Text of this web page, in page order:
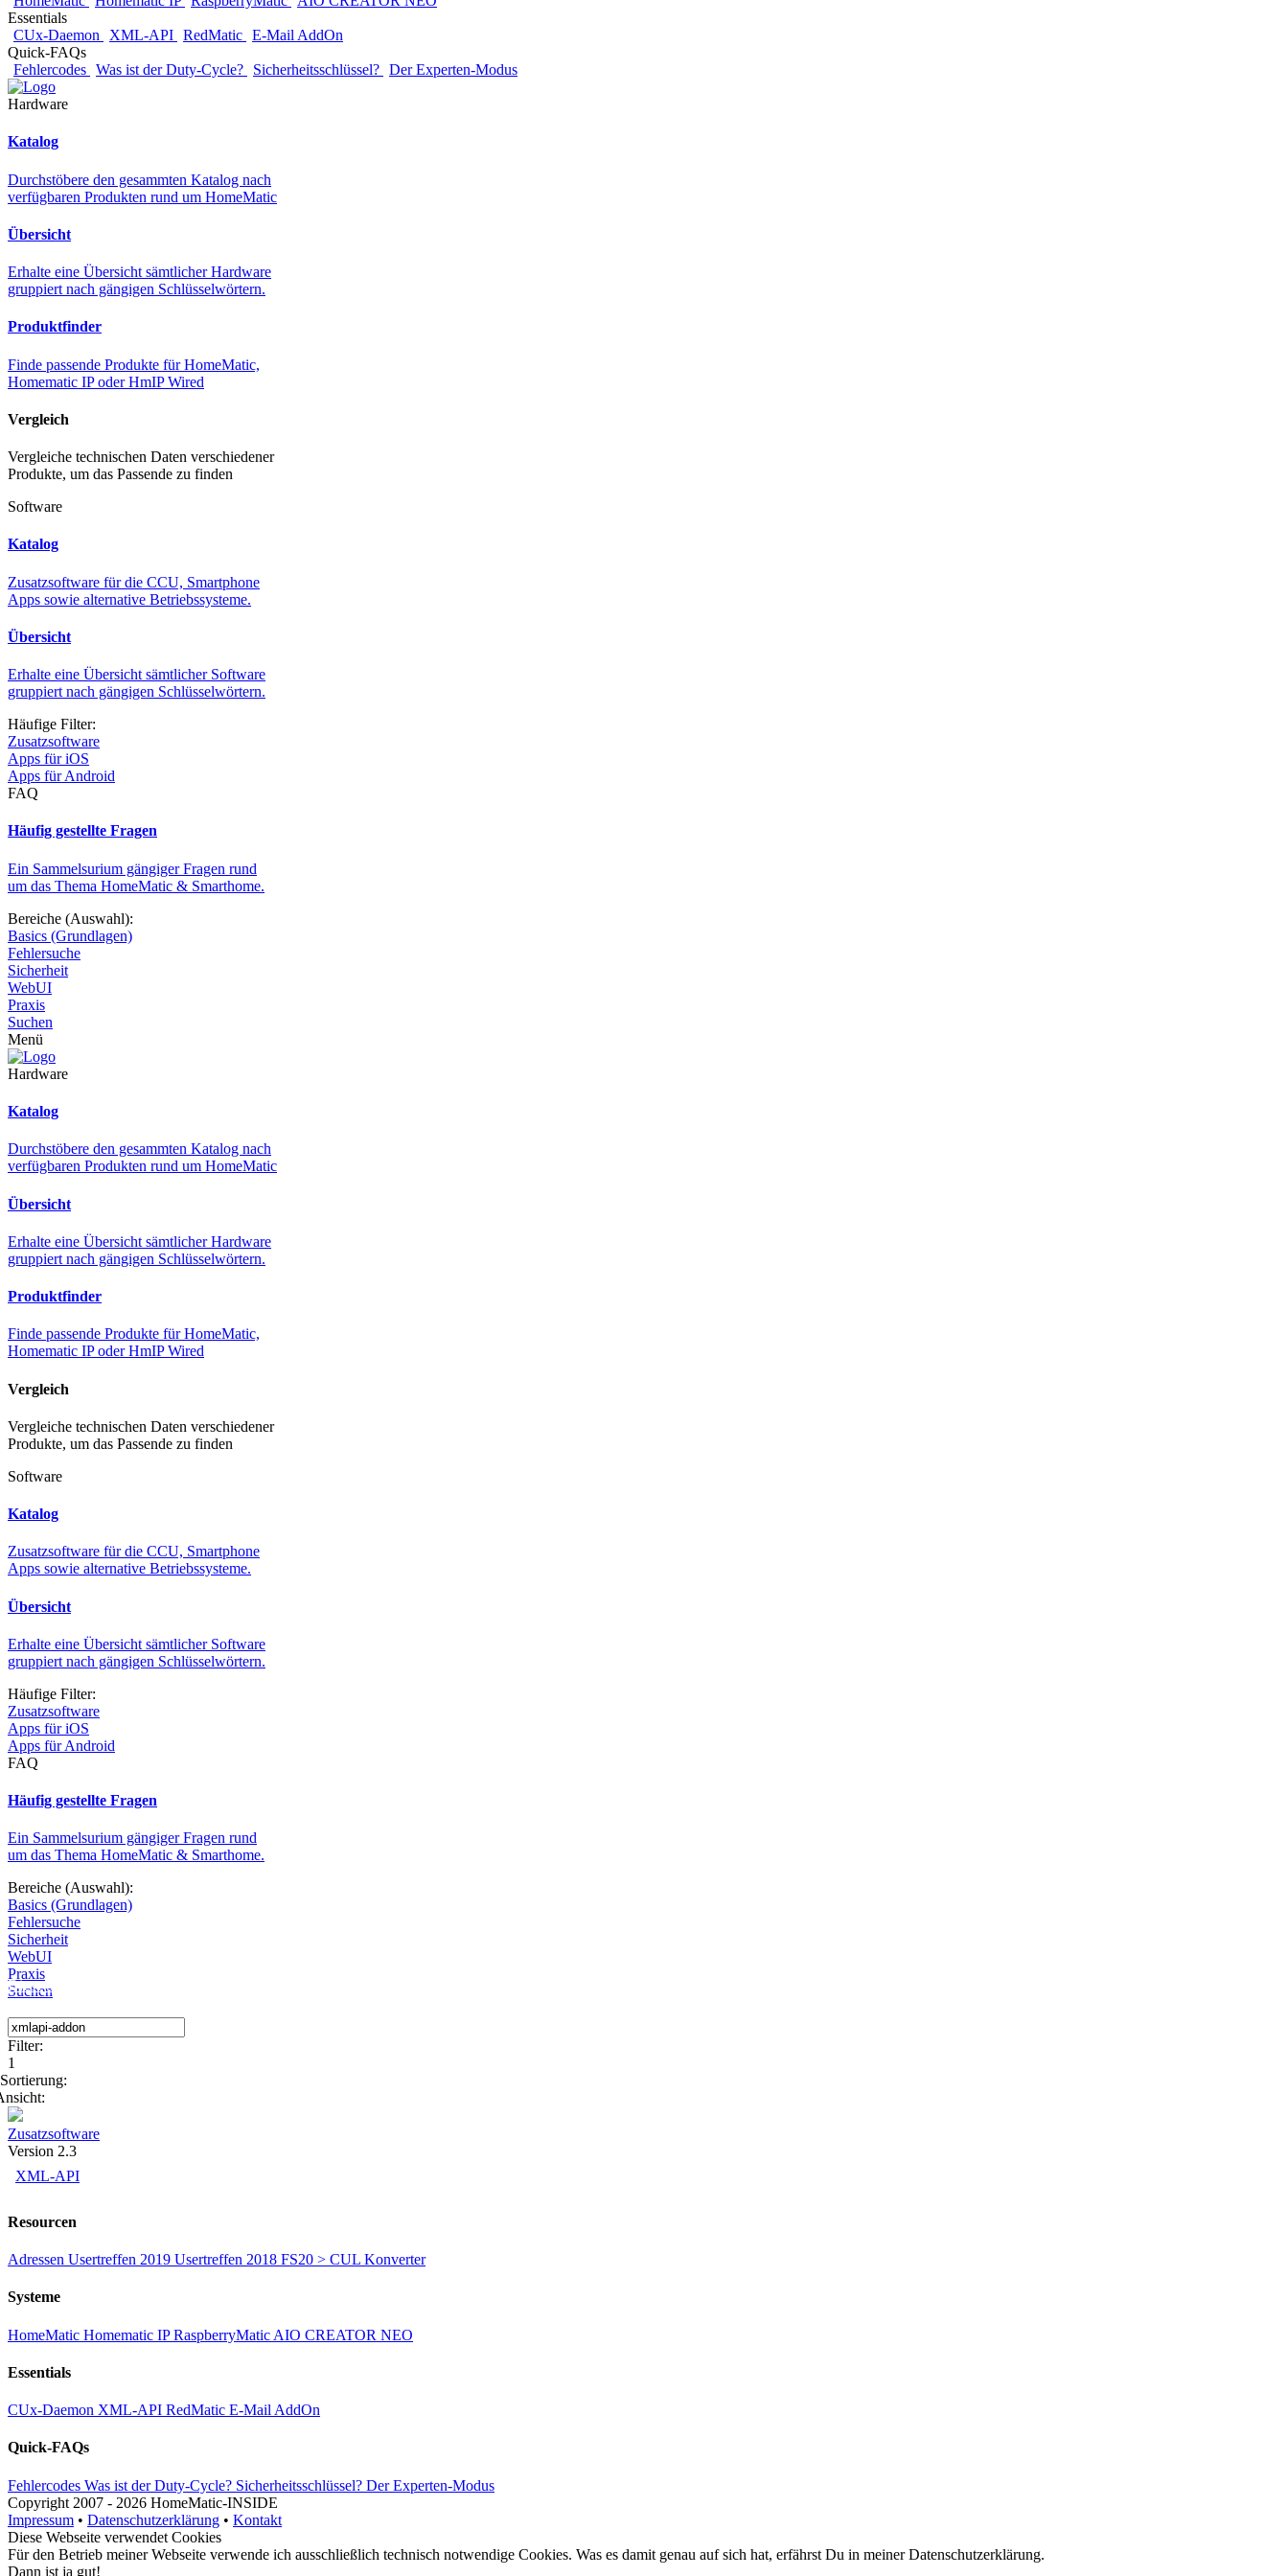
Essentials
CUx-Daemon
XML-API RedMatic E-Mail AddOn
Quick-FAQs
Fehlercodes Was ist der Duty-Cycle? Sicherheitsschlüssel? Der Experten-Modus
Hardware
Katalog
Durchstöbere den gesammten Katalog nach
verfügbaren Produkten rund um HomeMatic
Übersicht
Erhalte eine Übersicht sämtlicher Hardware
gruppiert nach gängigen Schlüsselwörtern.
Produktfinder
Finde passende Produkte für HomeMatic,
Homematic IP oder HmIP Wired
Vergleich
Vergleiche technischen Daten verschiedener
Produkte, um das Passende zu finden
Software
Katalog
Zusatzsoftware für die CCU, Smartphone
Apps sowie alternative Betriebssysteme.
Übersicht
Erhalte eine Übersicht sämtlicher Software
gruppiert nach gängigen Schlüsselwörtern.
Häufige Filter:
Zusatzsoftware
Apps für iOS
Apps für Android
FAQ
Häufig gestellte Fragen
Ein Sammelsurium gängiger Fragen rund
um das Thema HomeMatic & Smarthome.
Bereiche (Auswahl):
Basics (Grundlagen)
Fehlersuche
Sicherheit
WebUI
Praxis
Suchen
Menü
Hardware
Katalog
Durchstöbere den gesammten Katalog nach
verfügbaren Produkten rund um HomeMatic
Übersicht
Erhalte eine Übersicht sämtlicher Hardware
gruppiert nach gängigen Schlüsselwörtern.
Produktfinder
Finde passende Produkte für HomeMatic,
Homematic IP oder HmIP Wired
Vergleich
Vergleiche technischen Daten verschiedener
Produkte, um das Passende zu finden
Software
Katalog
Zusatzsoftware für die CCU, Smartphone
Apps sowie alternative Betriebssysteme.
Übersicht
Erhalte eine Übersicht sämtlicher Software
gruppiert nach gängigen Schlüsselwörtern.
Häufige Filter:
Zusatzsoftware
Apps für iOS
Apps für Android
FAQ
Häufig gestellte Fragen
Ein Sammelsurium gängiger Fragen rund
um das Thema HomeMatic & Smarthome.
Bereiche (Auswahl):
Basics (Grundlagen)
Fehlersuche
Sicherheit
WebUI
Praxis
Suchen
Diese Seite wird nicht weitergeführt, bleibt aber als digitales Archiv online. Vielen Dank für deinen Besuch!
Filter:
1
Sortierung:
Zusatzsoftware
Version 2.3
XML-API
Resourcen
Adressen Usertreffen 2019 Usertreffen 2018 FS20 > CUL Konverter
Systeme
HomeMatic Homematic IPRaspberryMatic AIO CREATOR NEO
Essentials
CUx-Daemon XML-API RedMatic E-Mail AddOn
Quick-FAQs
Fehlercodes Was ist der Duty-Cycle? Sicherheitsschlüssel? Der Experten-Modus
Copyright 2007 - 2026 HomeMatic-INSIDE
Impressum • Datenschutzerklärung • Kontakt
Diese Webseite verwendet Cookies
Für den Betrieb meiner Webseite verwende ich ausschließlich technisch notwendige Cookies. Was es damit genau auf sich hat, erfährst Du in meinerDatenschutzerklärung.
Dann ist ja gut!